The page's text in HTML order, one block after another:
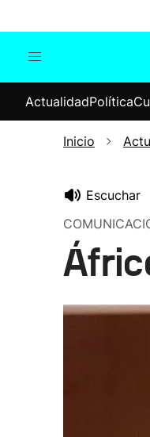
Internacional
ActualidadPolítica
Inicio
Escuchar